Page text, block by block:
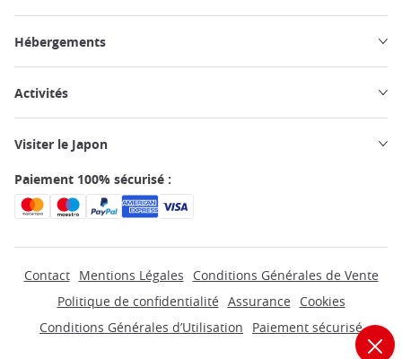
Hébergements
Activités
Visiter le Japon
Paiement 100% sécurisé :
Contact Mentions Légales
Conditions Générales de Vente
Politique de confidentialité Assurance
Cookies
Conditions Générales d’Utilisation
Paiement sécurisé